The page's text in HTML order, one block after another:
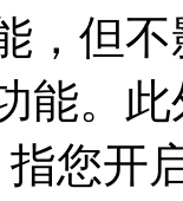
，但
能。
您开